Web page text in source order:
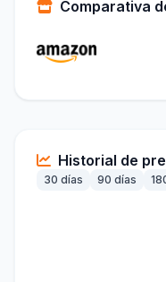
Comparativa
Historial de
30 días 90 días